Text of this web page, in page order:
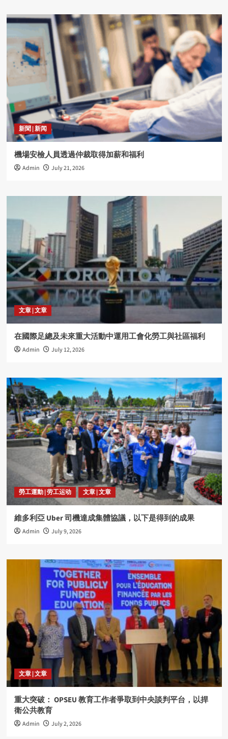
新聞 | 新闻
機場安檢人員透過仲裁取得加薪和福利
Admin July 21, 2026
文章 | 文章
在國際足總及未來重大活動中運用工會化勞工與社區福利
Admin July 12, 2026
勞工運動 | 劳工运动 文章 | 文章
維多利亞 Uber 司機達成集體協議，以下是得到的成果
Admin July 9, 2026
文章 | 文章
重大突破： OPSEU 教育工作者爭取到中央談判平台，以捍
衛公共教育
Admin July 2, 2026